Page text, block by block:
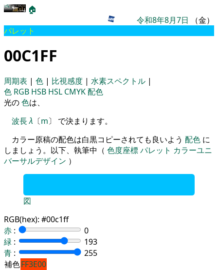
🏠
令和8年8月7日 （金）
パレット
00C1FF
周期表 | 色 | 比視感度 | 水素スペクトル |
色 RGB HSB HSL CMYK配色
光の色は、
波長λ 〔m〕 で決まります。
カラー原稿の配色は白黒コピーされても良いよう 配色 に
しましょう。以下、執筆中（ 色度座標パレット カラーユニ
バーサルデザイン ）
図
RGB(hex): #00c1ff
赤 :
0
緑 :
193
青 :
255
補色FF3E00